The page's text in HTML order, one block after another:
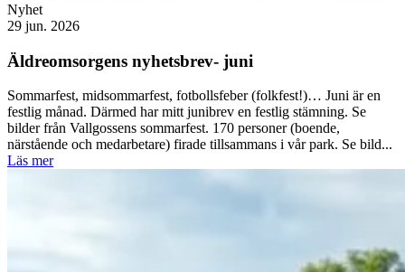
Nyhet
29 jun. 2026
Äldreomsorgens nyhetsbrev- juni
Sommarfest, midsommarfest, fotbollsfeber (folkfest!)… Juni är en
festlig månad. Därmed har mitt junibrev en festlig stämning. Se
bilder från Vallgossens sommarfest. 170 personer (boende,
närstående och medarbetare) firade tillsammans i vår park. Se bild...
Läs mer